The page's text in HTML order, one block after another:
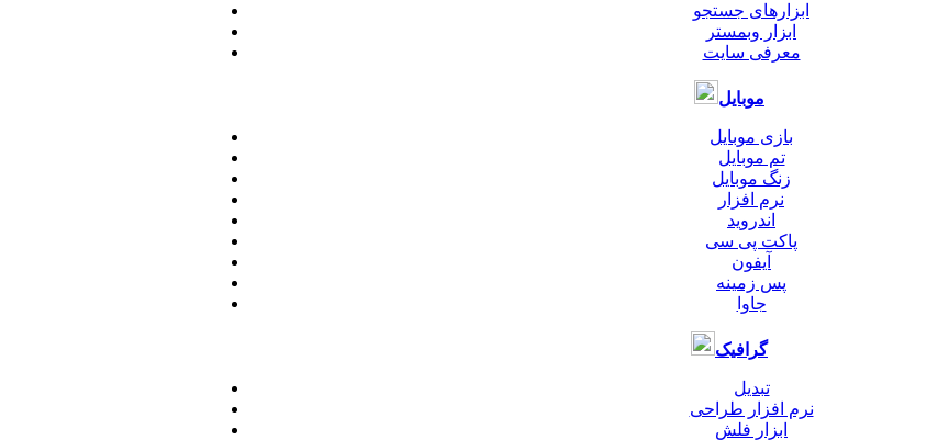
ابزارهای جستجو
ابزار وبمستر
معرفی سایت
موبایل
بازی موبایل
تم موبایل
زنگ موبایل
نرم افزار
اندروید
پاکت پی سی
آیفون
پس زمینه
جاوا
گرافیک
تبدیل
نرم افزار طراحی
ابزار فلش